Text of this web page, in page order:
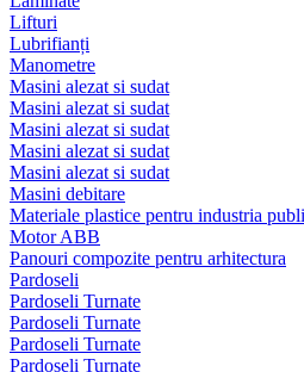
Lifturi
Lubrifianți
Manometre
Masini alezat si sudat
Masini alezat si sudat
Masini alezat si sudat
Masini alezat si sudat
Masini alezat si sudat
Masini debitare
Materiale plastice pentru industria
Motor ABB
Panouri compozite pentru arhitectura
Pardoseli
Pardoseli Turnate
Pardoseli Turnate
Pardoseli Turnate
Pardoseli Turnate